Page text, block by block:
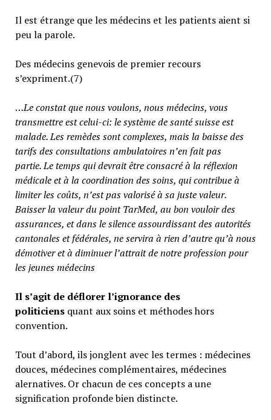
Il est étrange que les médecins et les patients aient si
peu la parole.
Des médecins genevois de premier recours
s’expriment.(7)
…Le constat que nous voulons, nous médecins, vous
transmettre est celui-ci: le système de santé suisse est
malade. Les remèdes sont complexes, mais la baisse des
tarifs des consultations ambulatoires n’en fait pas
partie.Le temps qui devrait être consacré à la réflexion
médicale et à la coordination des soins, qui contribue à
limiter les coûts, n’est pas valorisé à sa juste valeur.
Baisser la valeur du point TarMed, au bon vouloir des
assurances, et dans le silence assourdissant des autorités
cantonales et fédérales, ne servira à rien d’autre qu’à nous
démotiver et à diminuer l’attrait de notre profession pour
les jeunes médecins
Il s’agit de déflorer l’ignorance des
politiciensquant aux soins et méthodes hors
convention.
Tout d’abord, ils jonglent avec les termes : médecines
douces, médecines complémentaires, médecines
alernatives. Or chacun de ces concepts a une
signification profonde bien distincte.